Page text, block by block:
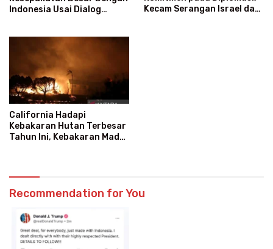
Indonesia Usai Dialog
Kecam Serangan Israel dan
California Hadapi
Kebakaran Hutan Terbesar
Tahun Ini, Kebakaran Madre
Recommendation for You